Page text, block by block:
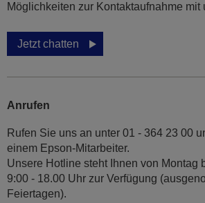
Möglichkeiten zur Kontaktaufnahme mit
Jetzt chatten
Anrufen
Rufen Sie uns an unter 01 - 364 23 00
einem Epson-Mitarbeiter.
Unsere Hotline steht Ihnen von Montag
9:00 - 18.00 Uhr zur Verfügung
Feiertagen).